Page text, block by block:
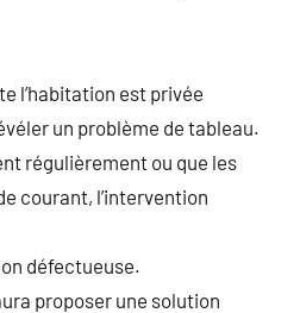
l’habitation est privée
un problème de tableau.
régulièrement ou que les
courant, l’intervention
défectueuse.
proposer une solution